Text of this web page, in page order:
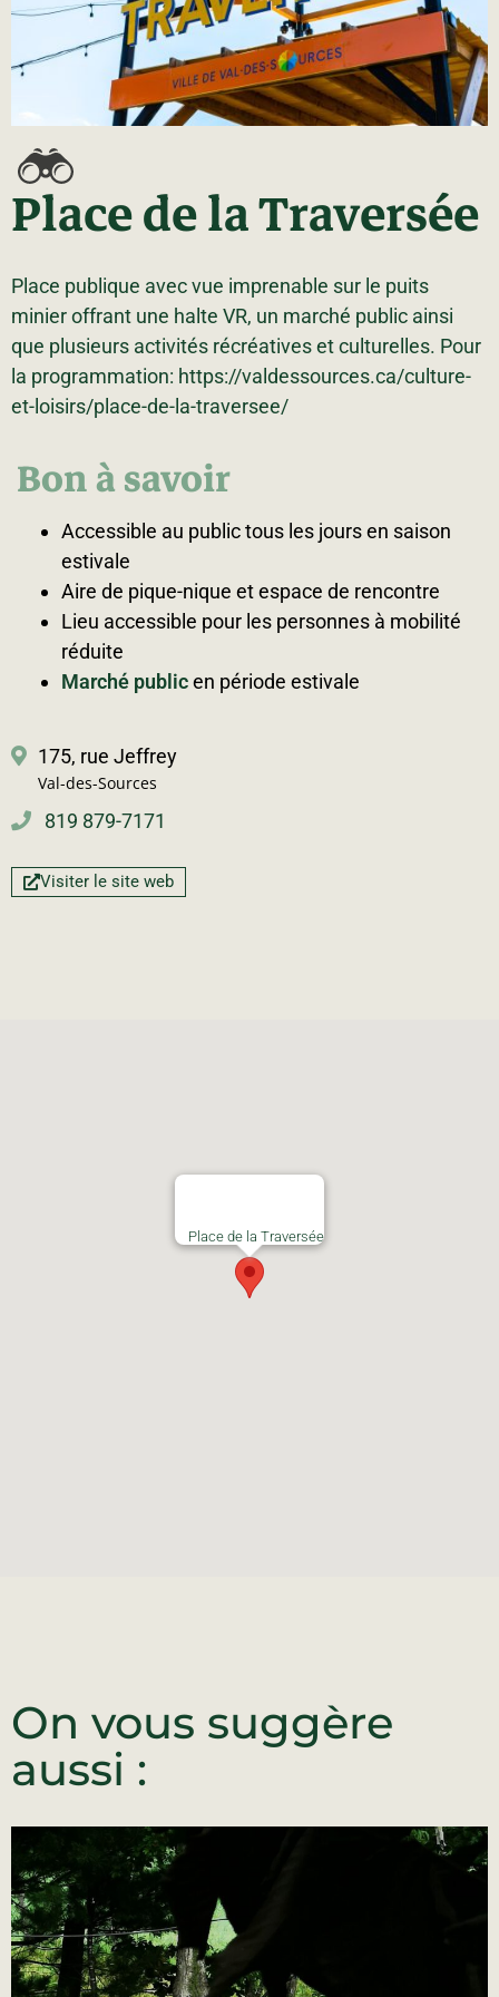
Bénévolat
Communauté d’affaires
Travailleurs autonomes
Coups de cœur
Itinéraires
Pédalez!
Place de la Traversée
Place publique avec vue imprenable sur le puits
minier offrant une halte VR, un marché public ainsi
que plusieurs activités récréatives et culturelles. Pour
la programmation: https://valdessources.ca/culture-
et-loisirs/place-de-la-traversee/
Bon à savoir
Accessible au public tous les jours en saison
estivale
Aire de pique-nique et espace de rencontre
Lieu accessible pour les personnes à mobilité
réduite
Marché publicen période estivale
175, rue Jeffrey
Val-des-Sources
819 879-7171
Visiter le site web
Place de la Traversée
On vous suggère
aussi :